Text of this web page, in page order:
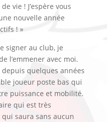
vie ! J’espère vous
nouvelle année
! »
signer au club, je
l’emmener avec moi.
depuis quelques années
joueur poste bas qui
puissance et mobilité.
qui est très
saura sans aucun